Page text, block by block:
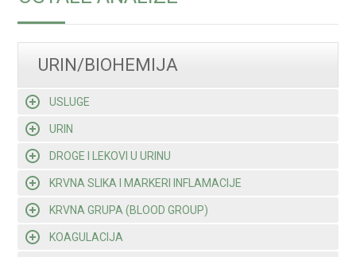
URIN/BIOHEMIJA
USLUGE
URIN
DROGE I LEKOVI U URINU
KRVNA SLIKA I MARKERI INFLAMACIJE
KRVNA GRUPA (BLOOD GROUP)
KOAGULACIJA